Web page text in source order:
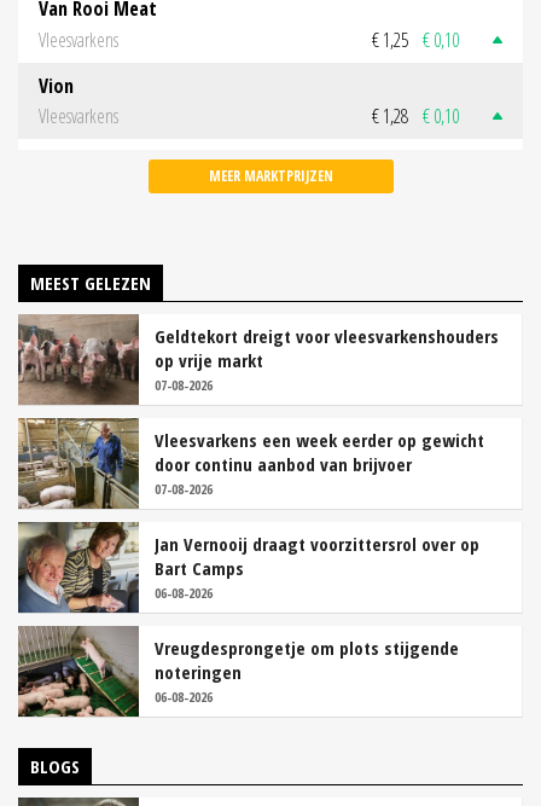
Van Rooi Meat
Vleesvarkens
€ 1,25 € 0,10
Vion
Vleesvarkens
€ 1,28 € 0,10
MEER MARKTPRIJZEN
MEEST GELEZEN
Geldtekort dreigt voor vleesvarkenshouders
op vrije markt
07-08-2026
Vleesvarkens een week eerder op gewicht
door continu aanbod van brijvoer
07-08-2026
Jan Vernooij draagt voorzittersrol over op
Bart Camps
06-08-2026
Vreugdesprongetje om plots stijgende
noteringen
06-08-2026
BLOGS